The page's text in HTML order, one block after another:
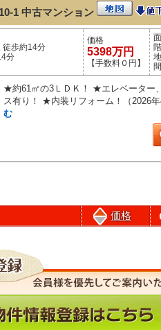
1 中古マンション
徒歩約14分
分
価格
5398万円
【手数料０円】
★約61㎡の3ＬＤＫ！ ★エレベーター
ス有り！ ★内装リフォーム！（2026
む
価格